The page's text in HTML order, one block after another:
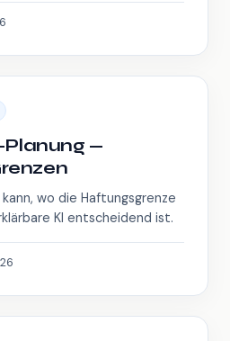
Planung —
wo die Haftungsgrenze
KI entscheidend ist.